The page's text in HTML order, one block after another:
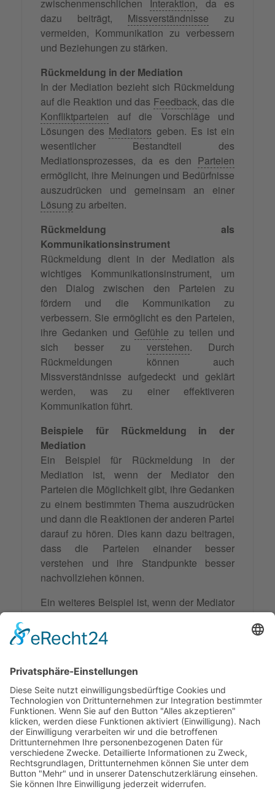
zwischenmenschlichen Interaktion, da es
dazu beiträgt, Missverständnisse zu
vermeiden, Kommunikation zu verbessern
und Beziehungen zu stärken.
Rückmeldung in der Mediation
In der Mediation bezieht sich Rückmeldung
auf die Reaktion und das Feedback, das die
Konfliktparteien auf die Vorschläge und
Lösungen des Mediators geben. Es ist ein
wesentlicher Bestandteil des
Mediationsprozesses, da es den Parteien
ermöglicht, ihre Meinungen und Bedürfnisse
auszudrücken und gemeinsam an einer
Lösung zu arbeiten.
Rückmeldung als
Kommunikationsinstrument
Rückmeldung dient in der Mediation als
wichtiges Kommunikationsinstrument, um
den Dialog zwischen den Parteien zu
fördern und die Kommunikation zu
verbessern. Sie ermöglicht es den Parteien,
ihre Gedanken und Gefühle zu teilen und
sich besser zu verstehen. Durch
Rückmeldungen können auch
Missverständnisse aufgedeckt und geklärt
werden, was zu einer effektiveren
Kommunikation führt.
Beispiele für Rückmeldung in der
Mediation
Ein Beispiel für Rückmeldung in der
Mediation ist, wenn der Mediator den
Parteien die Möglichkeit gibt, ihre Gedanken
zu einem bestimmten Thema auszudrücken
und dann die Reaktionen der anderen Partei
darauf zu hören. Dies kann dazu beitragen,
dass die Parteien einander besser
verstehen und ihre Standpunkte besser
nachvollziehen können.
Ein weiteres Beispiel ist, wenn der Mediator
den Parteien Feedback zu ihren
Vorschlägen und Lösungen gibt. Dies kann
dazu beitragen, dass die Parteien ihre Ideen
um eine für beide Seiten akzeptable Lösung
zu finden.
© 2026 Frank Hartung Ihr Mediator bei Konflikten in Familie,